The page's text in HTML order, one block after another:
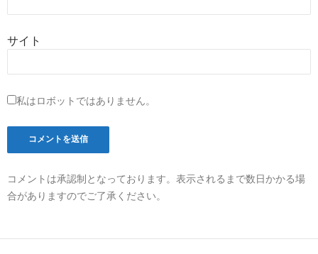
サイト
私はロボットではありません。
コメントは承認制となっております。表示されるまで数日かかる場
合がありますのでご了承ください。